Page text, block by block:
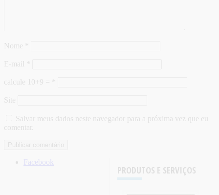
Nome
E-mail
calcule 10+9 =
Site
Salvar meus dados neste navegador para a próxima vez que eu
comentar.
PRODUTOS E SERVIÇOS
Facebook